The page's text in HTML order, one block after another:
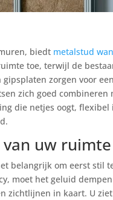
biedt metalstud
toe, terwijl de
zorgen voor
zich goed
die netjes oogt, flexibel
uw
belangrijk om eerst stil
moet het geluid
zichtlijnen in kaart. U